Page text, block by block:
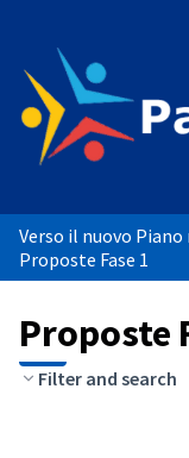
Verso il nuovo
Proposte Fase 1
Proposte
Filter and search